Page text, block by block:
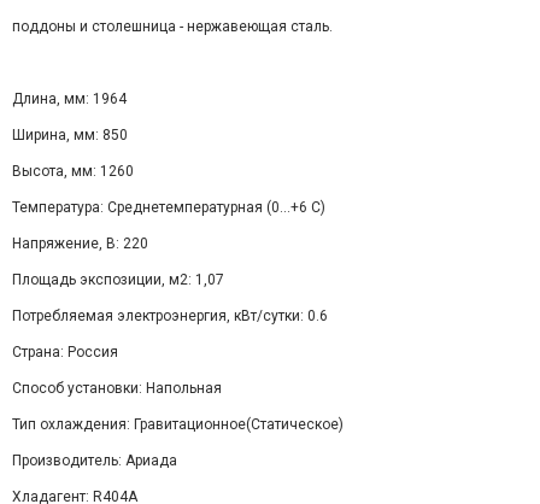
поддоны и столешница - нержавеющая сталь.
Длина, мм: 1964
Ширина, мм: 850
Высота, мм: 1260
Температура: Среднетемпературная (0...+6 С)
Напряжение, В: 220
Площадь экспозиции, м2: 1,07
Потребляемая электроэнергия, кВт/сутки: 0.6
Страна: Россия
Способ установки: Напольная
Тип охлаждения: Гравитационное(Статическое)
Производитель: Ариада
Хладагент: R404A